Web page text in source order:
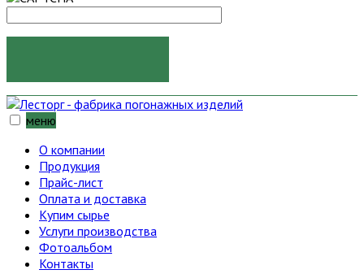
меню
О компании
Продукция
Прайс-лист
Оплата и доставка
Купим сырье
Услуги производства
Фотоальбом
Контакты